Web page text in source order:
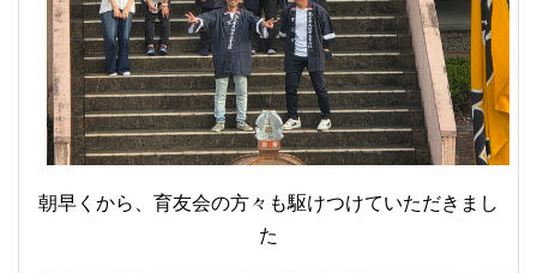
朝早くから、育友会の方々も駆けつけていただきまし
た